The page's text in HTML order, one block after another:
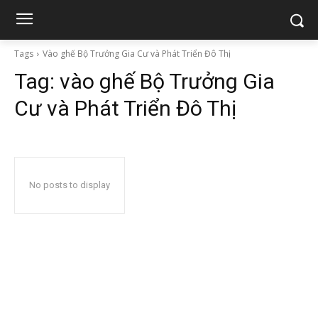
Tags Vào ghế Bộ Trưởng Gia Cư và Phát Triển Đô Thị
Tag: vào ghế Bộ Trưởng Gia
Cư và Phát Triển Đô Thị
No posts to display